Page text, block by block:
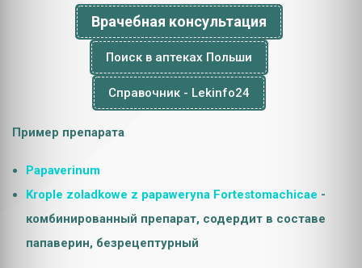
Врачебная консультация
Поиск в аптеках Польши
Справочник - Lekinfo24
Пример препарата
Papaverinum
Krople zoladkowe z papaweryna Fortestomachicae -
комбинированный препарат, содердит в составе
папаверин, безрецептурный